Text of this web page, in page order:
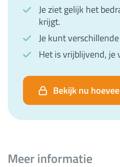
Je ziet gelijk het
krijgt.
Je kunt
Het is vrijblijvend, je
Bekijk nu
Meer informatie